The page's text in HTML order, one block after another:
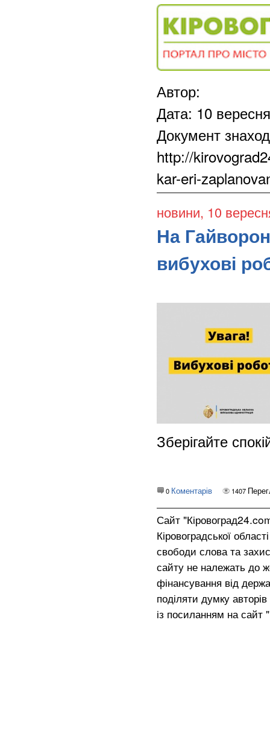
Автор:
Дата: 10
Документ
http://
kar-eri-
новини, 10
На
вибухові
Зберігайте
0 Коментарів 1407
Сайт
Кіровоградської
свободи слова та
сайту не належать до
фінансування від
поділяти думку
із посиланням на сайт